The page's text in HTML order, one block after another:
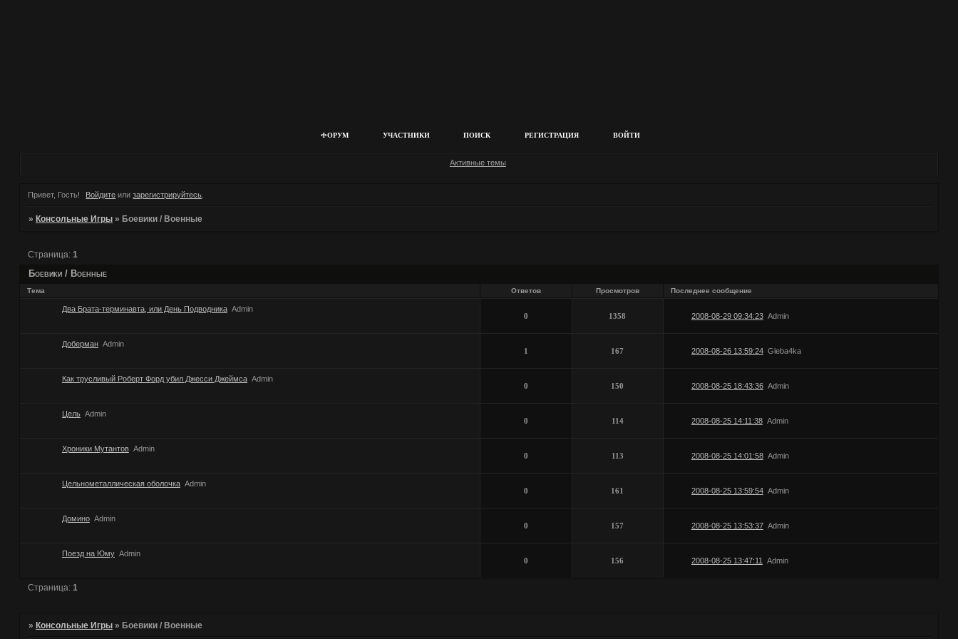
ФОРУМ УЧАСТНИКИ ПОИСК РЕГИСТРАЦИЯ ВОЙТИ
Активные темы
Привет, Гость! Войдите илизарегистрируйтесь
» Консольные Игры » Боевики / Военные
Боевики / Военные
Страница: 1
Тема Ответов Просмотров Последнее сообщение
Два Брата-терминавта, или День Подводника Admin
0
1358 2008-08-29 09:34:23 Admin
Доберман Admin
1
167 2008-08-26 13:59:24 Gleba4ka
Как трусливый Роберт Форд убил Джесси Джеймса Admin
0
150 2008-08-25 18:43:36 Admin
Цель Admin
0
114 2008-08-25 14:11:38 Admin
Хроники Мутантов Admin
0
113 2008-08-25 14:01:58 Admin
Цельнометаллическая оболочка Admin
0
161 2008-08-25 13:59:54 Admin
Домино Admin
0
157 2008-08-25 13:53:37 Admin
Поезд на Юму Admin
0
156 2008-08-25 13:47:11 Admin
Страница: 1
» Консольные Игры » Боевики / Военные